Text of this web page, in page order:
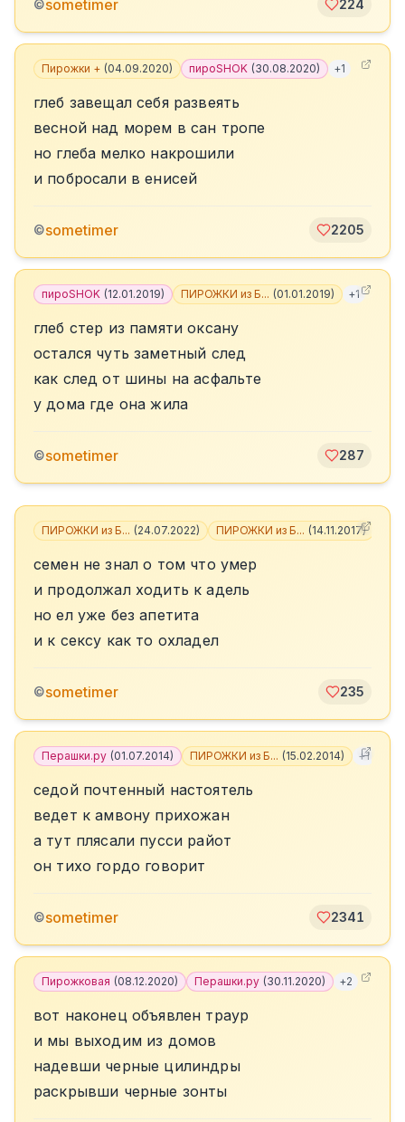
©sometimer 224
Пирожки + (04.09.2020) пироSHOK (30.08.2020) +1
глеб завещал себя развеять
весной над морем в сан тропе
но глеба мелко накрошили
и побросали в енисей
©sometimer 2205
пироSHOK (12.01.2019) ПИРОЖКИ из Б... (01.01.2019) +1
глеб стер из памяти оксану
остался чуть заметный след
как след от шины на асфальте
у дома где она жила
©sometimer 287
ПИРОЖКИ из Б... (24.07.2022) ПИРОЖКИ из Б... (14.11.2017)
семен не знал о том что умер
и продолжал ходить к адель
но ел уже без апетита
и к сексу как то охладел
©sometimer 235
Перашки.ру (01.07.2014) ПИРОЖКИ из Б... (15.02.2014) +1
седой почтенный настоятель
ведет к амвону прихожан
а тут плясали пусси райот
он тихо гордо говорит
©sometimer 2341
Пирожковая (08.12.2020) Перашки.ру (30.11.2020) +2
вот наконец объявлен траур
и мы выходим из домов
надевши черные цилиндры
раскрывши черные зонты